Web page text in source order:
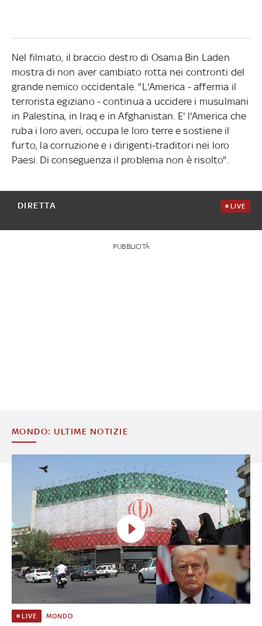
Nel filmato, il braccio destro di Osama Bin Laden
mostra di non aver cambiato rotta nei contronti del
grande nemico occidentale. "L'America - afferma il
terrorista egiziano - continua a uccidere i musulmani
in Palestina, in Iraq e in Afghanistan. E' l'America che
ruba i loro averi, occupa le loro terre e sostiene il
furto, la corruzione e i dirigenti-traditori nei loro
Paesi. Di conseguenza il problema non è risolto".
DIRETTA LIVE
PUBBLICITÀ
MONDO: ULTIME NOTIZIE
LIVE MONDO